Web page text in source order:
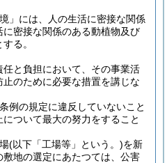
」には、人の生活に密接な関係
密接な関係のある動植物及び
る。
と負担において、その事業活
のために必要な措置を講じな
例の規定に違反していないこと
ついて最大の努力をすること
(以下「工場等」という。)を新
地の選定にあたつては、公害